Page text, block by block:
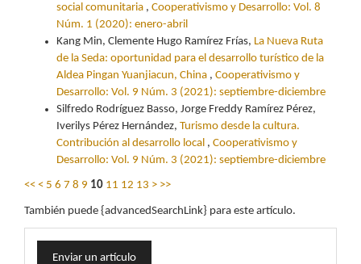
social comunitaria , Cooperativismo y Desarrollo: Vol. 8
Núm. 1 (2020): enero-abril
Kang Min, Clemente Hugo Ramírez Frías, La Nueva Ruta
de la Seda: oportunidad para el desarrollo turístico de la
Aldea Pingan Yuanjiacun, China , Cooperativismo y
Desarrollo: Vol. 9 Núm. 3 (2021): septiembre-diciembre
Silfredo Rodríguez Basso, Jorge Freddy Ramírez Pérez,
Iverilys Pérez Hernández, Turismo desde la cultura.
Contribución al desarrollo local , Cooperativismo y
Desarrollo: Vol. 9 Núm. 3 (2021): septiembre-diciembre
<< < 5 6 7 8 9 10 11 12 13 > >>
También puede {advancedSearchLink} para este artículo.
Enviar
Enviar un artículo